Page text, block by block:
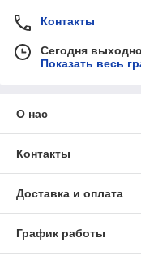
Контакты
Сегодня
Показать весь
О нас
Контакты
Доставка и оплата
График работы